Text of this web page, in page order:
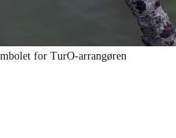
for TurO-arrangøren